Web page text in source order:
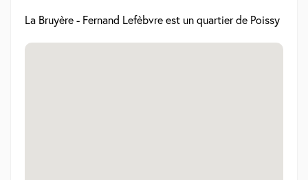
La Bruyère - Fernand Lefèbvre est un quartier de Poissy